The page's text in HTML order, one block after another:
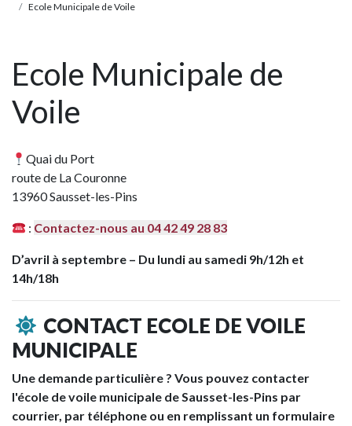
Ecole Municipale de Voile
Ecole Municipale de
Voile
Quai du Port
route de La Couronne
13960 Sausset-les-Pins
: Contactez-nous au 04 42 49 28 83
D’avril à septembre – Du lundi au samedi 9h/12h et
14h/18h
CONTACT ECOLE DE VOILE
MUNICIPALE
Une demande particulière ? Vous pouvez contacter
l'école de voile municipale de Sausset-les-Pins par
courrier, par téléphone ou en remplissant un formulaire